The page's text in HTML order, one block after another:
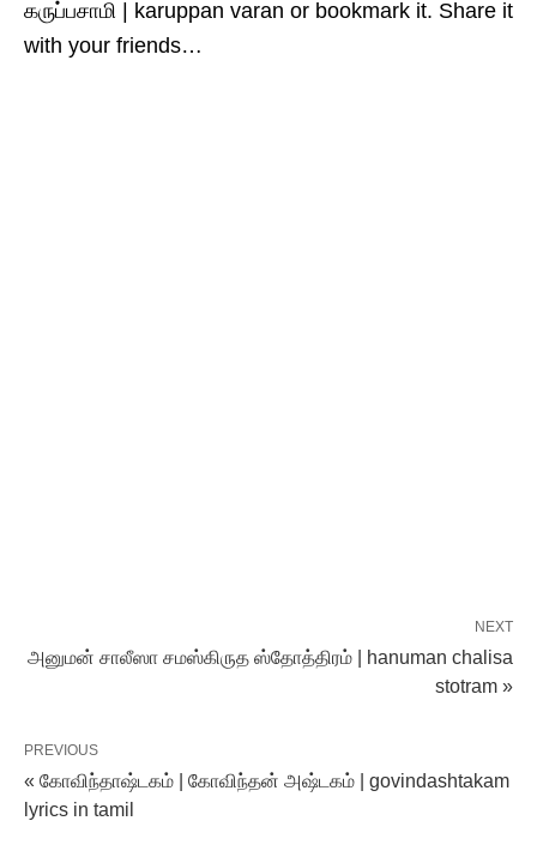
கருப்பசாமி | karuppan varan or bookmark it. Share it
with your friends…
NEXT
அனுமன் சாலீஸா சமஸ்கிருத‌ ஸ்தோத்திரம் | hanuman chalisa
stotram »
PREVIOUS
« கோவிந்தாஷ்டகம் | கோவிந்தன் அஷ்டகம் | govindashtakam
lyrics in tamil